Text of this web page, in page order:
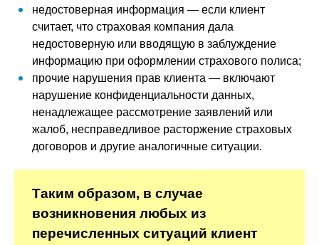
недостоверная информация — если клиент
считает, что страховая компания дала
недостоверную или вводящую в заблуждение
информацию при оформлении страхового полиса;
прочие нарушения прав клиента — включают
нарушение конфиденциальности данных,
ненадлежащее рассмотрение заявлений или
жалоб, несправедливое расторжение страховых
договоров и другие аналогичные ситуации.
Таким образом, в случае
возникновения любых из
перечисленных ситуаций клиент